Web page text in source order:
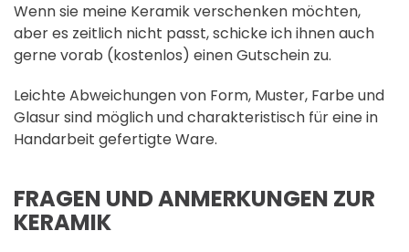
Wenn sie meine Keramik verschenken möchten,
aber es zeitlich nicht passt, schicke ich ihnen auch
gerne vorab (kostenlos) einen Gutschein zu.
Leichte Abweichungen von Form, Muster, Farbe und
Glasur sind möglich und charakteristisch für eine in
Handarbeit gefertigte Ware.
FRAGEN UND ANMERKUNGEN ZUR
KERAMIK